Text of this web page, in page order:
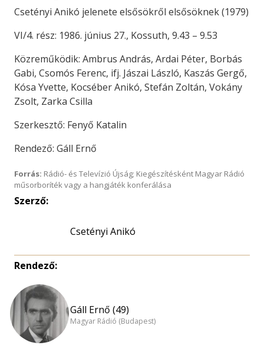
Csetényi Anikó jelenete elsősökről elsősöknek (1979)
VI/4. rész: 1986. június 27., Kossuth, 9.43 – 9.53
Közreműködik: Ambrus András, Ardai Péter, Borbás
Gabi, Csomós Ferenc, ifj. Jászai László, Kaszás Gergő,
Kósa Yvette, Kocséber Anikó, Stefán Zoltán, Vokány
Zsolt, Zarka Csilla
Szerkesztő: Fenyő Katalin
Rendező: Gáll Ernő
Forrás: Rádió- és Televízió Újság; Kiegészítésként Magyar Rádió
műsorboríték vagy a hangjáték konferálása
Szerző:
Csetényi Anikó
Rendező:
Gáll Ernő (49)
Magyar Rádió (Budapest)